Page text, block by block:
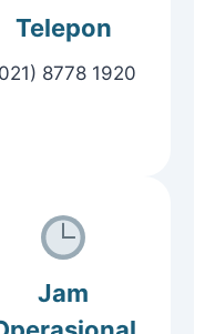
Telepon
8778 1920
Jam